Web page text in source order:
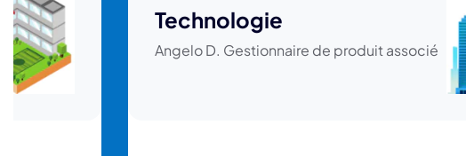
Technologie
Angelo D. Gestionnaire de produit associé